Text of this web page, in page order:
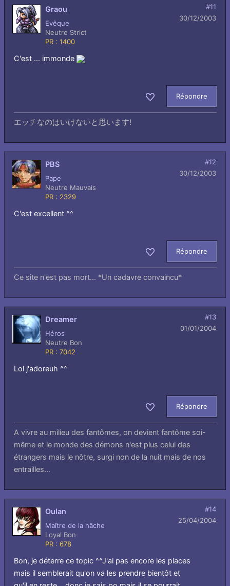
Graou
Evêque
Neutre Strict
PR : 1400
#11
30/12/2003
C'est ... immonde
Répondre
エッチなのはいけないと思います!
PBS
Pape
Neutre Mauvais
PR : 2329
#12
30/12/2003
C'est excellent ^^
Répondre
Ce site n'est pas mort... *Un cadavre convaincu*
Dreamer
Héros
Neutre Bon
PR : 7042
#13
01/01/2004
Lol j'adoreuh ^^
Répondre
A vivre au milieu des fantômes, on devient fantôme soi-
même et le monde des démons n'est plus celui des
étrangers mais le nôtre, surgi non de la nuit mais de nos
entrailles...
Oulan
Maître de la hâche
Loyal Bon
PR : 678
#14
25/04/2004
Bon, je déterre ce topic ^^J'ai pas encore les places
mais il semblerait qu'on va les prendre bientôt et